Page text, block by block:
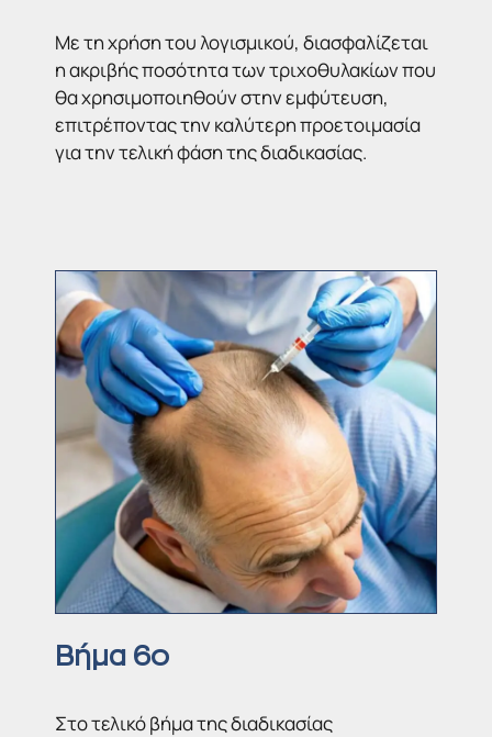
Με τη χρήση του λογισμικού, διασφαλίζεται
η ακριβής ποσότητα των τριχοθυλακίων που
θα χρησιμοποιηθούν στην εμφύτευση,
επιτρέποντας την καλύτερη προετοιμασία
για την τελική φάση της διαδικασίας.
Βήμα 6ο
Στο τελικό βήμα της διαδικασίας